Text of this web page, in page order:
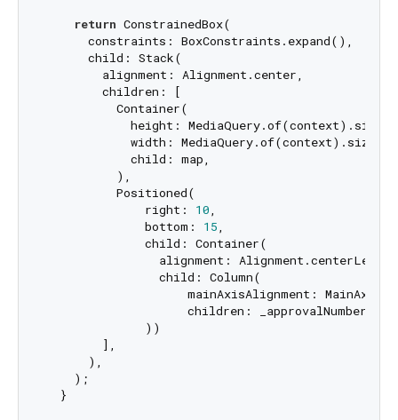
return ConstrainedBox(
      constraints: BoxConstraints.expand(),
      child: Stack(
        alignment: Alignment.center,
        children: [
          Container(
height:
width:
            child: map,
          ),
          Positioned(
              right:
10,
              bottom:
15,
              child: Container(
                alignment: Alignment.centerLeft,
                child: Column(
mainAxisAlignment:
children:
              ))
        ],
      ),
    );
  }